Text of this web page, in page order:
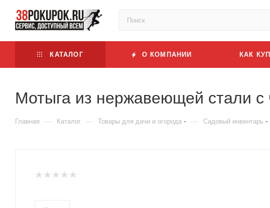
КАТАЛОГ О КОМПАНИИ КАК
Мотыга из нержавеющей стали
Главная — Каталог — Товары для дачи и огорода — Садовый инвентарь